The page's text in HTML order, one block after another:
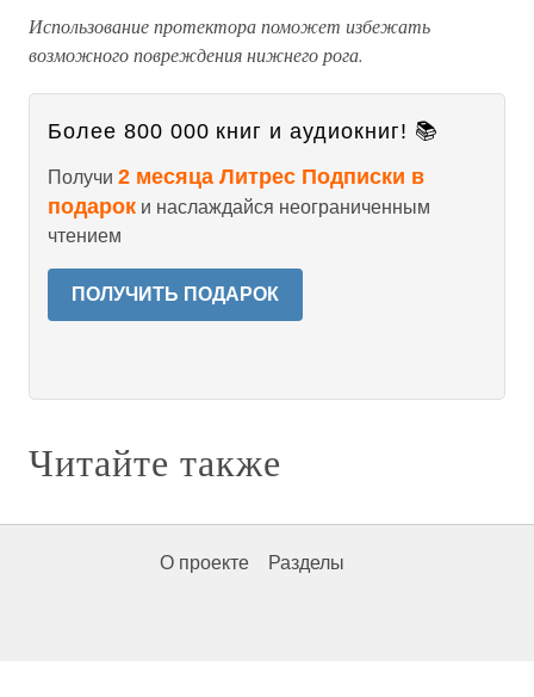
Использование протектора поможет избежать
возможного повреждения нижнего рога.
Более 800 000 книг и аудиокниг! 📚
Получи 2 месяца Литрес Подписки в
подарок и наслаждайся неограниченным
чтением
ПОЛУЧИТЬ ПОДАРОК
Читайте также
О проекте Разделы